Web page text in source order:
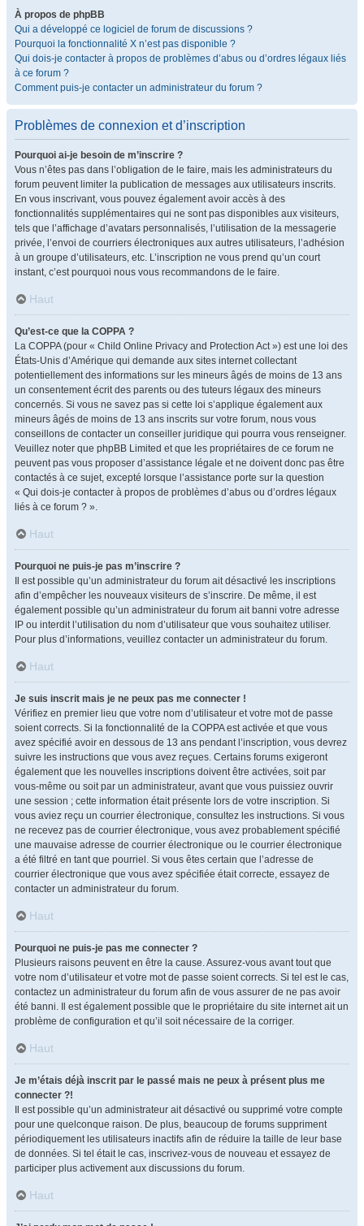
À propos de phpBB
Qui a développé ce logiciel de forum de discussions ?
Pourquoi la fonctionnalité X n’est pas disponible ?
Qui dois-je contacter à propos de problèmes d’abus ou d’ordres légaux liés
à ce forum ?
Comment puis-je contacter un administrateur du forum ?
Problèmes de connexion et d’inscription
Pourquoi ai-je besoin de m’inscrire ?
Vous n’êtes pas dans l’obligation de le faire, mais les administrateurs du
forum peuvent limiter la publication de messages aux utilisateurs inscrits.
En vous inscrivant, vous pouvez également avoir accès à des
fonctionnalités supplémentaires qui ne sont pas disponibles aux visiteurs,
tels que l’affichage d’avatars personnalisés, l’utilisation de la messagerie
privée, l’envoi de courriers électroniques aux autres utilisateurs, l’adhésion
à un groupe d’utilisateurs, etc. L’inscription ne vous prend qu’un court
instant, c’est pourquoi nous vous recommandons de le faire.
Haut
Qu’est-ce que la COPPA ?
La COPPA (pour « Child Online Privacy and Protection Act ») est une loi des
États-Unis d’Amérique qui demande aux sites internet collectant
potentiellement des informations sur les mineurs âgés de moins de 13 ans
un consentement écrit des parents ou des tuteurs légaux des mineurs
concernés. Si vous ne savez pas si cette loi s’applique également aux
mineurs âgés de moins de 13 ans inscrits sur votre forum, nous vous
conseillons de contacter un conseiller juridique qui pourra vous renseigner.
Veuillez noter que phpBB Limited et que les propriétaires de ce forum ne
peuvent pas vous proposer d’assistance légale et ne doivent donc pas être
contactés à ce sujet, excepté lorsque l’assistance porte sur la question
« Qui dois-je contacter à propos de problèmes d’abus ou d’ordres légaux
liés à ce forum ? ».
Haut
Pourquoi ne puis-je pas m’inscrire ?
Il est possible qu’un administrateur du forum ait désactivé les inscriptions
afin d’empêcher les nouveaux visiteurs de s’inscrire. De même, il est
également possible qu’un administrateur du forum ait banni votre adresse
IP ou interdit l’utilisation du nom d’utilisateur que vous souhaitez utiliser.
Pour plus d’informations, veuillez contacter un administrateur du forum.
Haut
Je suis inscrit mais je ne peux pas me connecter !
Vérifiez en premier lieu que votre nom d’utilisateur et votre mot de passe
soient corrects. Si la fonctionnalité de la COPPA est activée et que vous
avez spécifié avoir en dessous de 13 ans pendant l’inscription, vous devrez
suivre les instructions que vous avez reçues. Certains forums exigeront
également que les nouvelles inscriptions doivent être activées, soit par
vous-même ou soit par un administrateur, avant que vous puissiez ouvrir
une session ; cette information était présente lors de votre inscription. Si
vous aviez reçu un courrier électronique, consultez les instructions. Si vous
ne recevez pas de courrier électronique, vous avez probablement spécifié
une mauvaise adresse de courrier électronique ou le courrier électronique
a été filtré en tant que pourriel. Si vous êtes certain que l’adresse de
courrier électronique que vous avez spécifiée était correcte, essayez de
contacter un administrateur du forum.
Haut
Pourquoi ne puis-je pas me connecter ?
Plusieurs raisons peuvent en être la cause. Assurez-vous avant tout que
votre nom d’utilisateur et votre mot de passe soient corrects. Si tel est le cas,
contactez un administrateur du forum afin de vous assurer de ne pas avoir
été banni. Il est également possible que le propriétaire du site internet ait un
problème de configuration et qu’il soit nécessaire de la corriger.
Haut
Je m’étais déjà inscrit par le passé mais ne peux à présent plus me
connecter ?!
Il est possible qu’un administrateur ait désactivé ou supprimé votre compte
pour une quelconque raison. De plus, beaucoup de forums suppriment
périodiquement les utilisateurs inactifs afin de réduire la taille de leur base
de données. Si tel était le cas, inscrivez-vous de nouveau et essayez de
participer plus activement aux discussions du forum.
Haut